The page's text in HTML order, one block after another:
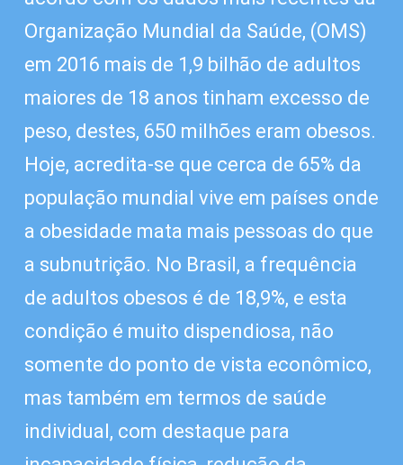
Organização Mundial da Saúde, (OMS)
em 2016 mais de 1,9 bilhão de adultos
maiores de 18 anos tinham excesso de
peso, destes, 650 milhões eram obesos.
Hoje, acredita-se que cerca de 65% da
população mundial vive em países onde
a obesidade mata mais pessoas do que
a subnutrição. No Brasil, a frequência
de adultos obesos é de 18,9%, e esta
condição é muito dispendiosa, não
somente do ponto de vista econômico,
mas também em termos de saúde
individual, com destaque para